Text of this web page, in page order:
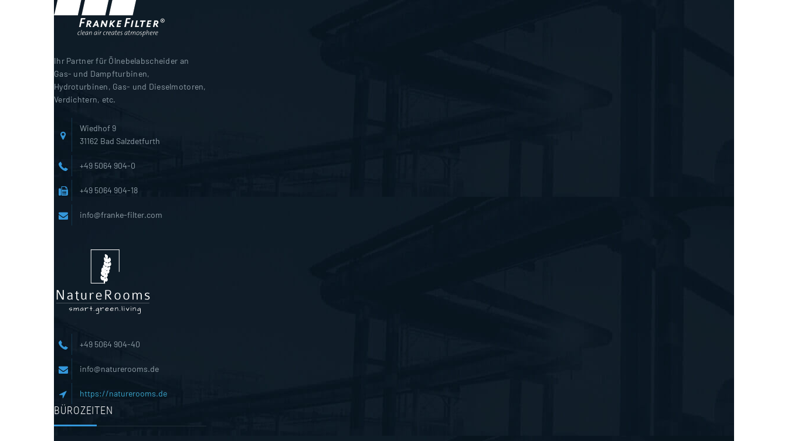
Ihr Partner für Ölnebelabscheider an
Gas- und Dampfturbinen,
Hydroturbinen, Gas- und Dieselmotoren,
Verdichtern, etc.
Wiedhof 9
31162 Bad Salzdetfurth
+49 5064 904-0
+49 5064 904-18
info@franke-filter.com
+49 5064 904-40
info@naturerooms.de
https://naturerooms.de
BÜROZEITEN